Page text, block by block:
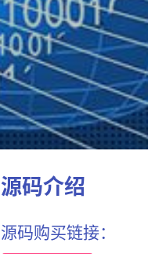
源码介绍
源码购买链接：